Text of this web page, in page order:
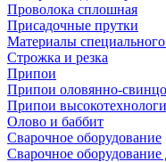
Проволока сплошная
Присадочные прутки
Материалы специального
Строжка и резка
Припои
Припои оловянно-
Припои
Олово и баббит
Сварочное оборудование
Сварочное